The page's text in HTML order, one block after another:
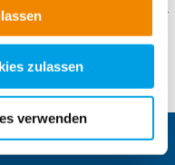
Sie können mittels
für diese
Einwilligung stets
Sie: Ihre
der von Ihnen
Website-
zulassen
verwenden
Felder sind